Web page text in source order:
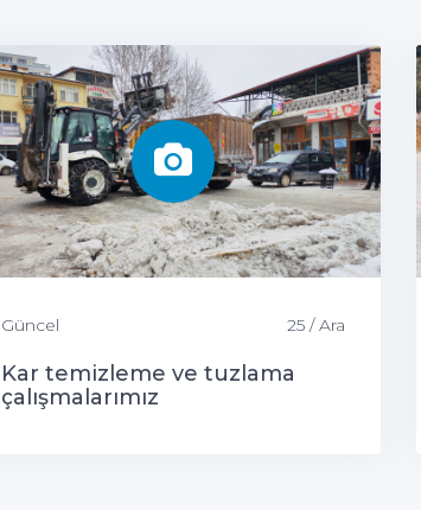
Güncel 25 / Ara
Kar temizleme ve tuzlama
çalışmalarımız